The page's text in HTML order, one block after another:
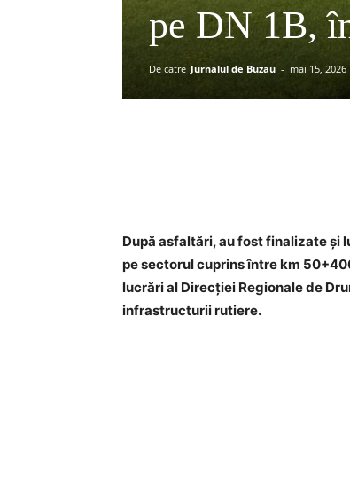
pe DN 1B,
De catre Jurnalul de Buzau - mai 15, 2026
După asfaltări, au fost finalizate și
pe sectorul cuprins între km
lucrări al Direcției Regionale de
infrastructurii rutiere.